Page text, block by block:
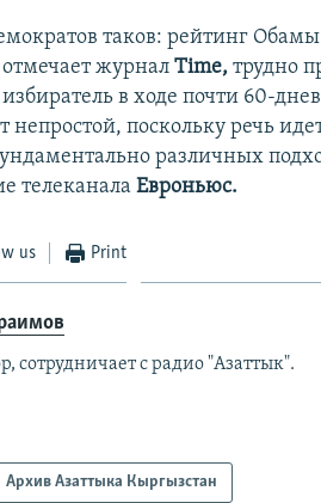
таков: рейтинг
журналTime,трудно
в ходе почти 60-
поскольку речь
различных
телеканала Евроньюс.
us Print
сотрудничает с радио "Азаттык".
Архив Азаттыка Кыргызстан